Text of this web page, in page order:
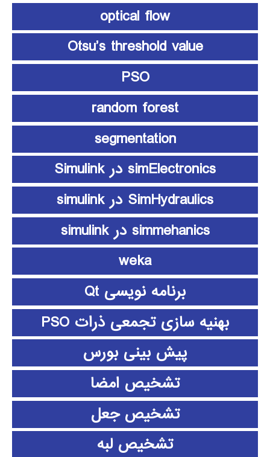
optical flow
Otsu’s threshold value
PSO
random forest
segmentation
simElectronics در Simulink
SimHydraulics در simulink
simmehanics در simulink
weka
برنامه نویسی Qt
بهنیه سازی تجمعی ذرات PSO
پیش بینی بورس
تشخیص امضا
تشخیص جعل
تشخیص لبه